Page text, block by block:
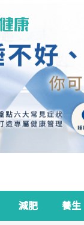
減肥 養生